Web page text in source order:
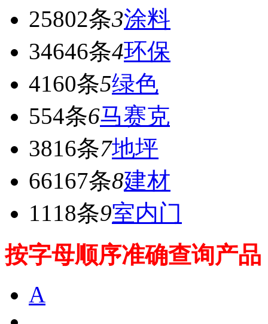
25802条3涂料
34646条4环保
4160条5绿色
554条6马赛克
3816条7地坪
66167条8建材
1118条9室内门
按字母顺序准确查询产品
A